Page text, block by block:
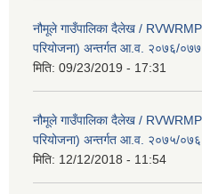
नौमूले गाउँपालिका दैलेख /
परियोजना) अन्तर्गत आ.व. २०७६/०७७
मिति: 09/23/2019 - 17:31
नौमूले गाउँपालिका दैलेख /
परियोजना) अन्तर्गत आ.व. २०७५/०७६
मिति: 12/12/2018 - 11:54